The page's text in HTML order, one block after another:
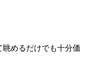
めるだけでも十分価